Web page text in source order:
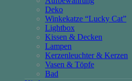
Deko
Winkekatze “Lucky Cat”
Lightbox
Kissen & Decken
Lampen
Kerzenleuchter & Kerzen
Vasen & Töpfe
Bad